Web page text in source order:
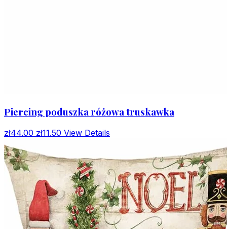
Piercing poduszka różowa truskawka
zł44.00 zł11.50 View Details